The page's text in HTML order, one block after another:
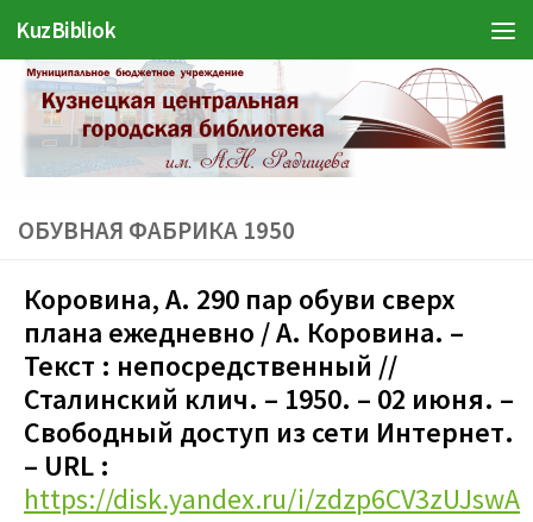
Перейти к содержимому
KuzBibliok
ОБУВНАЯ ФАБРИКА 1950
Коровина, А. 290 пар обуви сверх
плана ежедневно / А. Коровина. –
Текст : непосредственный //
Сталинский клич. – 1950. – 02 июня. –
Свободный доступ из сети Интернет.
– URL :
https://disk.yandex.ru/i/zdzp6CV3zUJswA